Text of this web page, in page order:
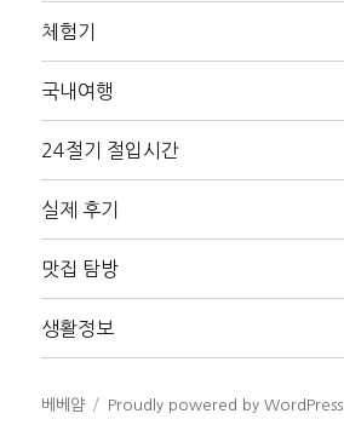
체험기
국내여행
24절기 절입시간
실제 후기
맛집 탐방
생활정보
베베얌 Proudly powered by WordPress